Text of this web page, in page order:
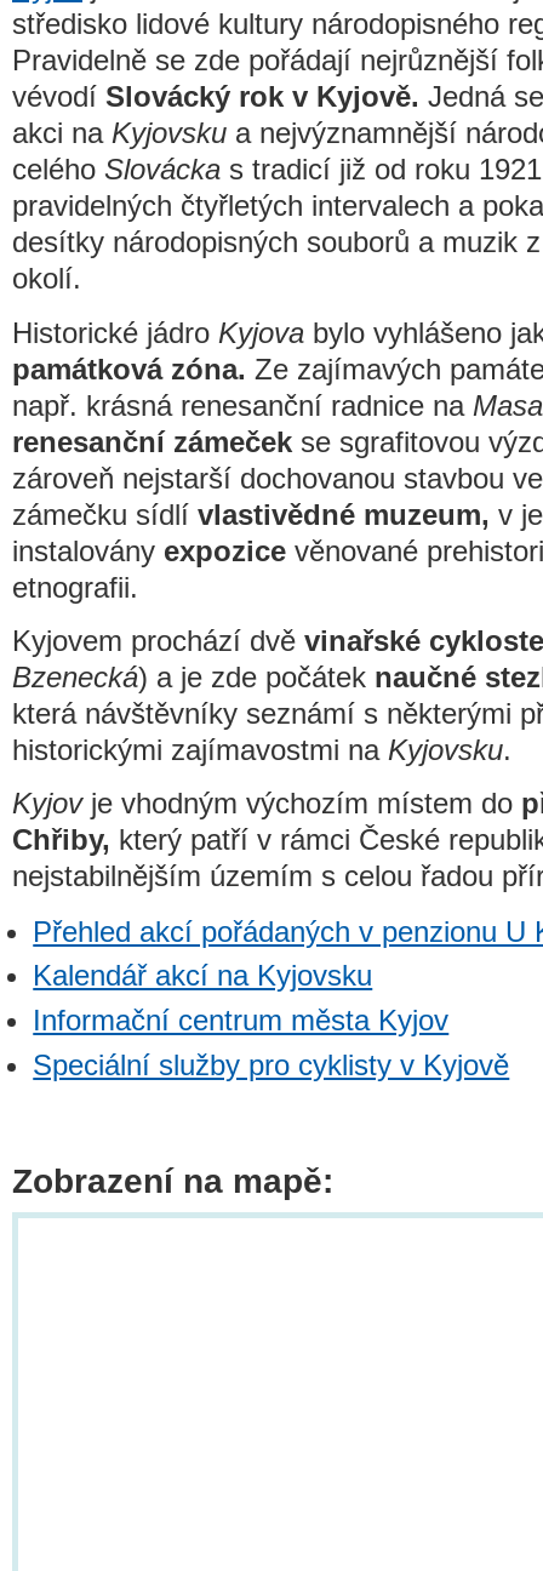
středisko lidové kultury národopisného
Pravidelně se zde pořádají nejrůznější
vévodí Slovácký rok v Kyjově. Jedná
akci na Kyjovsku a nejvýznamnější
celého Slovácka s tradicí již od roku
pravidelných čtyřletých intervalech a
desítky národopisných souborů a muzik
okolí.
Historické jádro Kyjova bylo vyhlášeno
památková zóna. Ze zajímavých
např. krásná renesanční radnice na
renesanční zámeček se sgrafitovou
zároveň nejstarší dochovanou stavbou
zámečku sídlí vlastivědné muzeum, v
instalovány expozice věnované
etnografii.
Kyjovem prochází dvě vinařské
Bzenecká) a je zde počátek naučné
která návštěvníky seznámí s některými
historickými zajímavostmi na Kyjovsku.
Kyjovje vhodným výchozím místem do
Chřiby, který patří v rámci České
nejstabilnějším územím s celou řadou
Přehled akcí pořádaných v penzionu U
Kalendář akcí na Kyjovsku
Informační centrum města Kyjov
Speciální služby pro cyklisty v Kyjově
Zobrazení na mapě: